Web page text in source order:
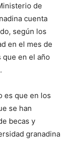
de
cuenta
según los
en el mes de
que en el año
es que en los
se han
becas y
granadina